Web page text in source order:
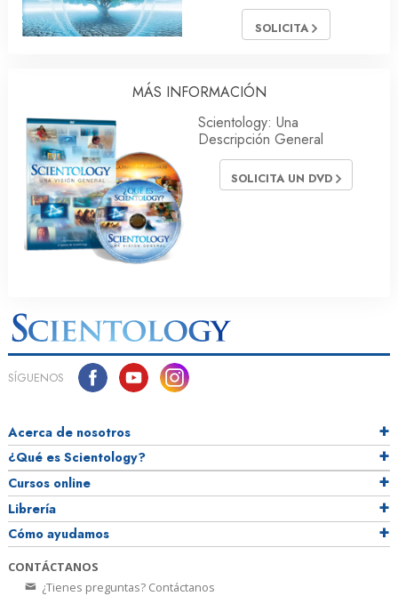
SOLICITA
MÁS INFORMACIÓN
Scientology: Una
Descripción General
SOLICITA UN DVD
SÍGUENOS
Acerca de nosotros
¿Qué es Scientology?
Cursos online
Librería
Cómo ayudamos
CONTÁCTANOS
¿Tienes preguntas? Contáctanos